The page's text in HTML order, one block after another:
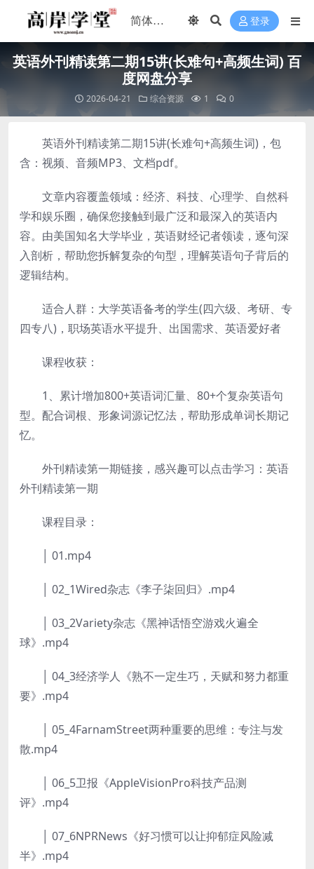
登录
英语外刊精读第二期15讲(长难句+高频生词) 百
度网盘分享
2026-04-21 综合资源 1 0
英语外刊精读第二期15讲(长难句+高频生词)，包
含：视频、音频MP3、文档pdf。
文章内容覆盖领域：经济、科技、心理学、自然科
学和娱乐圈，确保您接触到最广泛和最深入的英语内
容。由美国知名大学毕业，英语财经记者领读，逐句深
入剖析，帮助您拆解复杂的句型，理解英语句子背后的
逻辑结构。
适合人群：大学英语备考的学生(四六级、考研、专
四专八)，职场英语水平提升、出国需求、英语爱好者
课程收获：
1、累计增加800+英语词汇量、80+个复杂英语句
型。配合词根、形象词源记忆法，帮助形成单词长期记
忆。
外刊精读第一期链接，感兴趣可以点击学习：英语
外刊精读第一期
课程目录：
│ 01.mp4
│ 02_1Wired杂志《李子柒回归》.mp4
│ 03_2Variety杂志《黑神话悟空游戏火遍全
球》.mp4
│ 04_3经济学人《熟不一定生巧，天赋和努力都重
要》.mp4
│ 05_4FarnamStreet两种重要的思维：专注与发
散.mp4
│ 06_5卫报《AppleVisionPro科技产品测
评》.mp4
│ 07_6NPRNews《好习惯可以让抑郁症风险减
半》.mp4